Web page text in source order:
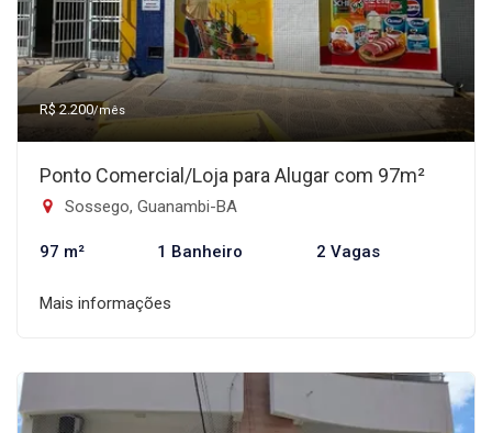
R$ 2.200/mês
Ponto Comercial/Loja para Alugar com 97m²
Sossego, Guanambi-BA
97 m² 1 Banheiro 2 Vagas
Mais informações